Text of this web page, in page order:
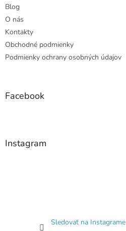
Blog
O nás
Kontakty
Obchodné podmienky
Podmienky ochrany osobných údajov
Facebook
Instagram
Sledovať na Instagrame